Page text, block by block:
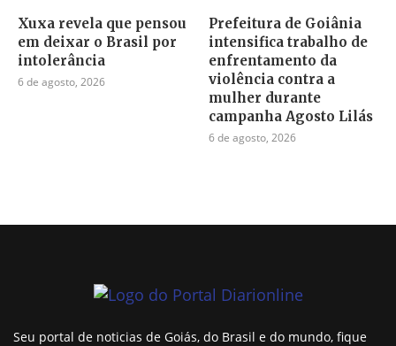
Xuxa revela que pensou
em deixar o Brasil por
intolerância
6 de agosto, 2026
Prefeitura de Goiânia
intensifica trabalho de
enfrentamento da
violência contra a
mulher durante
campanha Agosto Lilás
6 de agosto, 2026
Seu portal de noticias de Goiás, do Brasil e do mundo, fique